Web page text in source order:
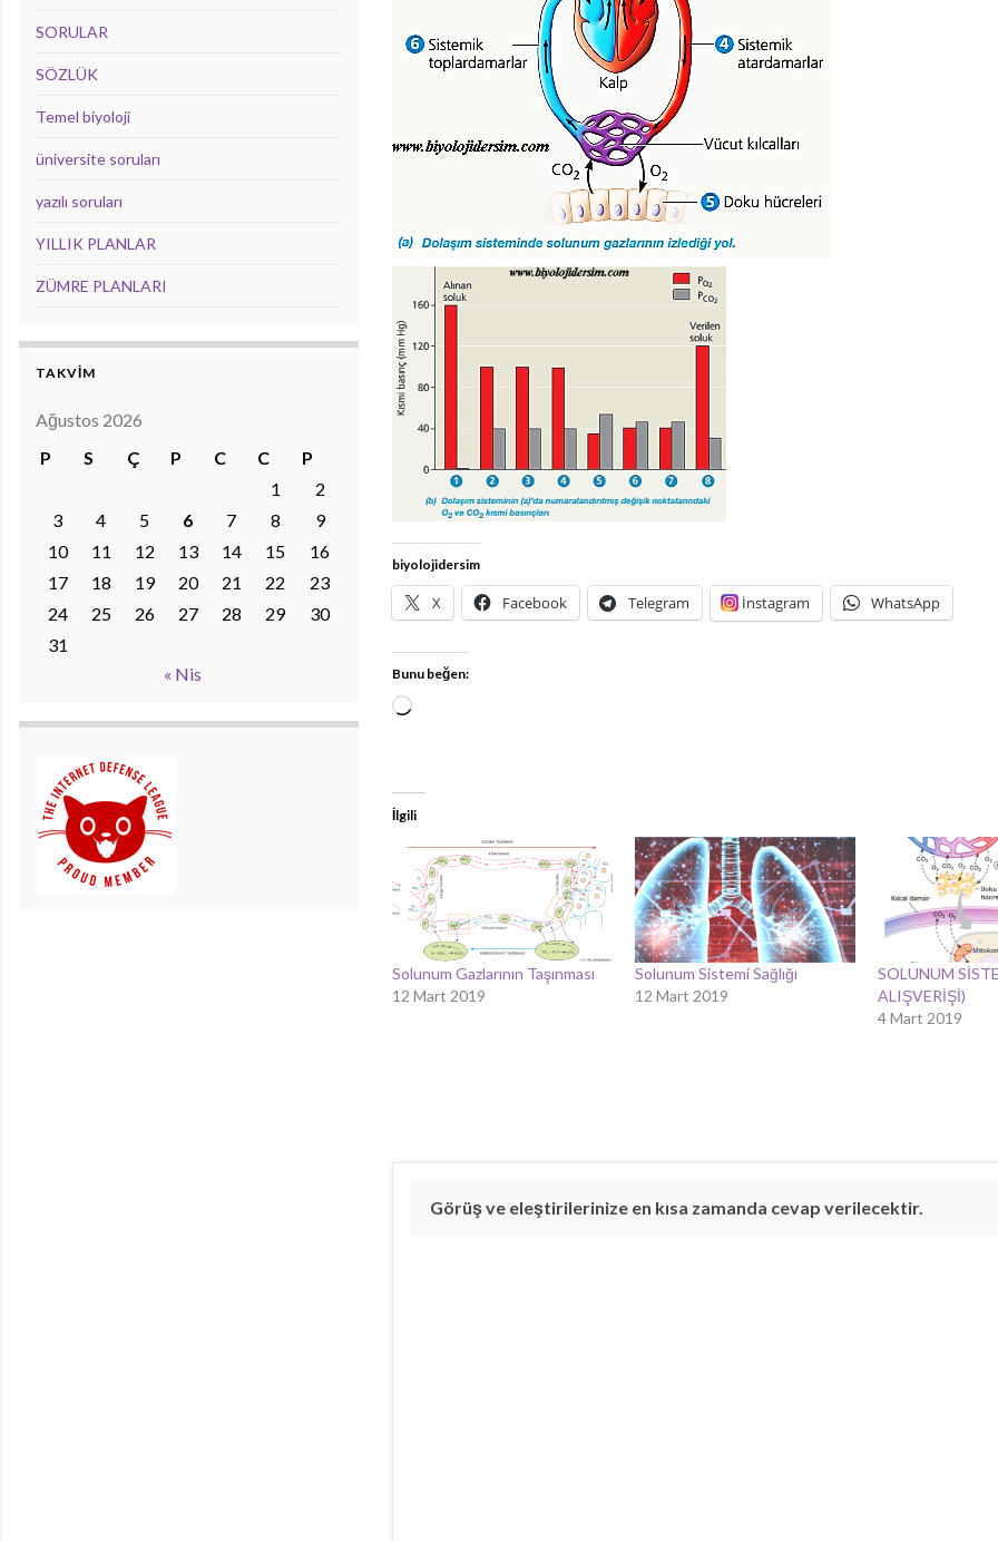
biyolojidersim
X Facebook Telegram İnstagram WhatsApp
Bunu beğen:
Yükleniyor...
İlgili
Solunum Gazlarının Taşınması
12 Mart 2019
Solunum Sistemi Sağlığı
12 Mart 2019
SOLUNUM
ALIŞVERİŞİ)
4 Mart 2019
Görüş ve eleştirilerinize en kısa zamanda cevap verilecektir.
SORULAR
SÖZLÜK
Temel biyoloji
üniversite soruları
yazılı soruları
YILLIK PLANLAR
ZÜMRE PLANLARI
TAKVİM
Ağustos 2026
P
S Ç P C C
P
1
2
3
4 5 6 7 8
9
10
11 12 13 14 15
16
17
18 19 20 21 22
23
24
25 26 27 28 29
30
31
« Nis